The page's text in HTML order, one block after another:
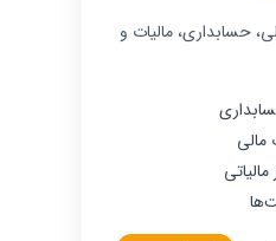
حسابداری، مالیات و
مالی